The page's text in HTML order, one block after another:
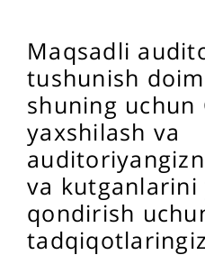
Maqsadli
tushunish
shuning uchun
yaxshilash va
va kutganlarini
qondirish